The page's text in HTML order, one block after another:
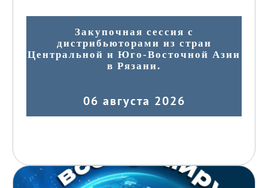
Закупочная сессия с
дистрибьюторами из стран
Центральной и Юго-Восточной Азии
в Рязани.
06 августа 2026